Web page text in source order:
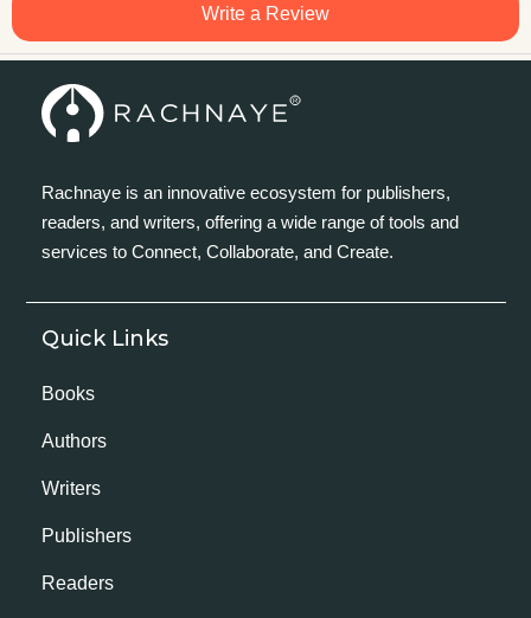
Write a Review
Rachnaye is an innovative ecosystem for publishers,
readers, and writers, offering a wide range of tools and
services to Connect, Collaborate, and Create.
Quick Links
Books
Authors
Writers
Publishers
Readers